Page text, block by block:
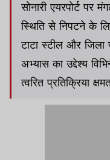
सोनारी एयरपोर्ट पर
स्थिति से निपटने के
टाटा स्टील और
अभ्यास का उद्देश्य
त्वरित प्रतिक्रिया